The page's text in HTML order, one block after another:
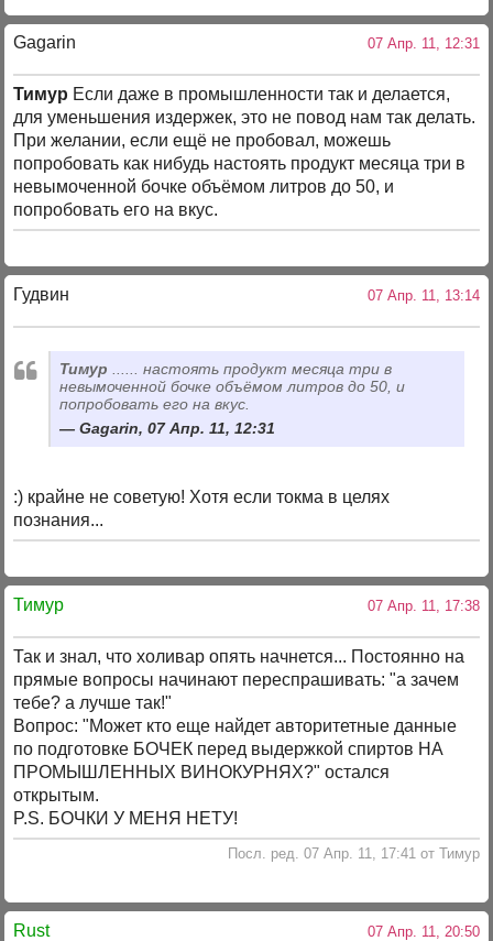
Gagarin 07 Апр. 11, 12:31
Тимур Если даже в промышленности так и делается,
для уменьшения издержек, это не повод нам так делать.
При желании, если ещё не пробовал, можешь
попробовать как нибудь настоять продукт месяца три в
невымоченной бочке объёмом литров до 50, и
попробовать его на вкус.
Гудвин 07 Апр. 11, 13:14
Тимур ...... настоять продукт месяца три в
невымоченной бочке объёмом литров до 50, и
попробовать его на вкус.
Gagarin, 07 Апр. 11, 12:31
:) крайне не советую! Хотя если токма в целях
познания...
Тимур 07 Апр. 11, 17:38
Так и знал, что холивар опять начнется... Постоянно на
прямые вопросы начинают переспрашивать: "а зачем
тебе? а лучше так!"
Вопрос: "Может кто еще найдет авторитетные данные
по подготовке БОЧЕК перед выдержкой спиртов НА
ПРОМЫШЛЕННЫХ ВИНОКУРНЯХ?" остался
открытым.
P.S. БОЧКИ У МЕНЯ НЕТУ!
Посл. ред. 07 Апр. 11, 17:41 от Тимур
Rust 07 Апр. 11, 20:50